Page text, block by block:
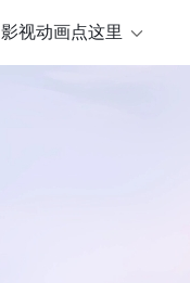
影视动画点这里